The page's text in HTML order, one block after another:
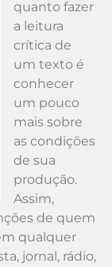
quanto fazer
a leitura
crítica de
um texto é
conhecer
um pouco
mais sobre
as condições
de sua
produção.
Assim,
de quem
qualquer
jornal, rádio,